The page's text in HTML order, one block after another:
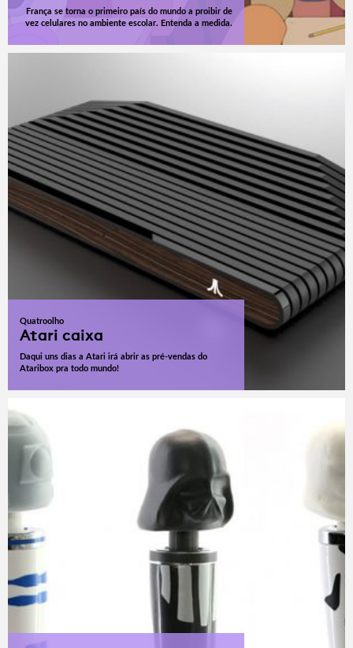
França se torna o primeiro país do mundo a proibir de
vez celulares no ambiente escolar. Entenda a medida.
Quatroolho
Atari caixa
Daqui uns dias a Atari irá abrir as pré-vendas do
Ataribox pra todo mundo!